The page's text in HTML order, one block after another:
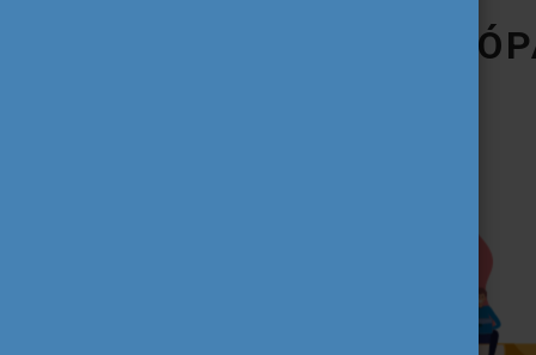
IFJÚSÁG AZ